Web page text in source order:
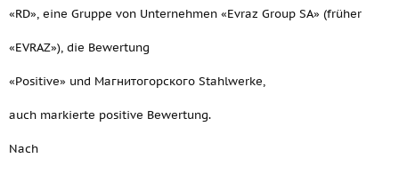
«RD», eine Gruppe von Unternehmen «Evraz Group ЅА» (früher
«EVRAZ»), die Bewertung
«Positive» und Магнитогорского Stahlwerke,
auch markierte positive Bewertung.
Nach